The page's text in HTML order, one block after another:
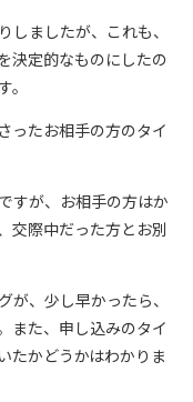
ましたが、これも、
決定的なものにしたの
ったお相手の方のタイ
すが、お相手の方はか
交際中だった方とお別
が、少し早かったら、
また、申し込みのタイ
たかどうかはわかりま